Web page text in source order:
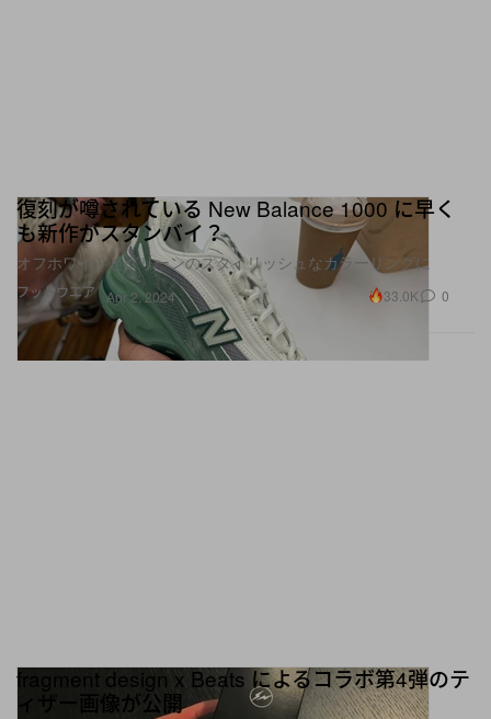
フットウエア
復刻が噂されている New Balance 1000 に早く
も新作がスタンバイ？
オフホワイトとグリーンのスタイリッシュなカラーリングに
Apr 2, 2024 33.0K 0
fragment design x Beats によるコラボ第4弾のテ
ィザー画像が公開